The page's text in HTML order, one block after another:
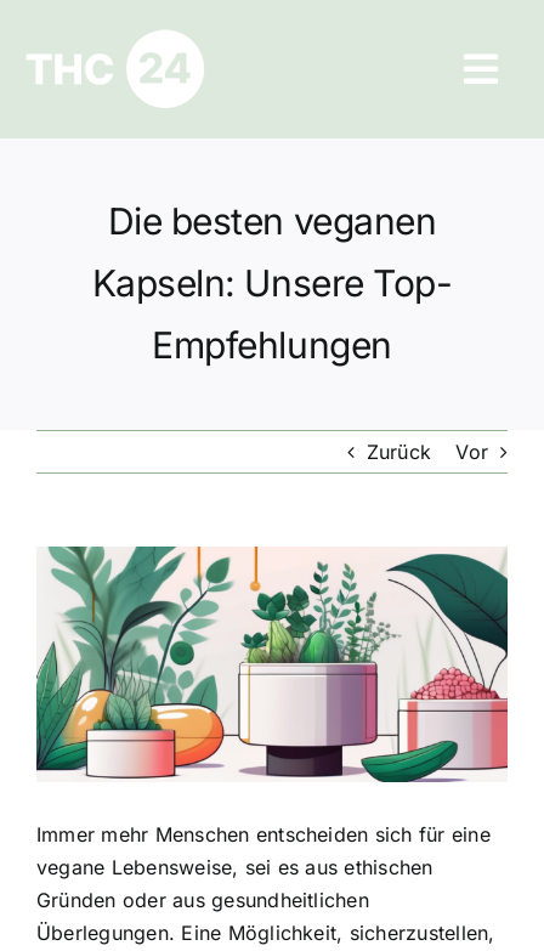
springen
Ratgeber
Hilfe und Kontakt
Datenschutz
Die besten veganen
Kapseln: Unsere Top-
Empfehlungen
Zurück Vor
Zeige
grösseres
Bild
Immer mehr Menschen entscheiden sich für eine
vegane Lebensweise, sei es aus ethischen
Gründen oder aus gesundheitlichen
Überlegungen. Eine Möglichkeit, sicherzustellen,